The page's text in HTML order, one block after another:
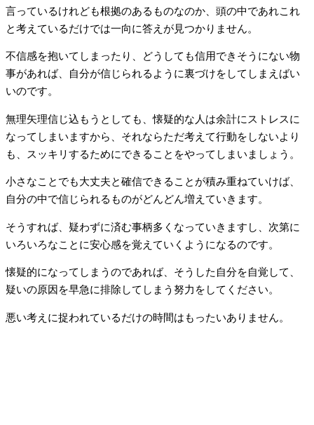
言っているけれども根拠のあるものなのか、頭の中であれこれ
と考えているだけでは一向に答えが見つかりません。
不信感を抱いてしまったり、どうしても信用できそうにない物
事があれば、自分が信じられるように裏づけをしてしまえばい
いのです。
無理矢理信じ込もうとしても、懐疑的な人は余計にストレスに
なってしまいますから、それならただ考えて行動をしないより
も、スッキリするためにできることをやってしまいましょう。
小さなことでも大丈夫と確信できることが積み重ねていけば、
自分の中で信じられるものがどんどん増えていきます。
そうすれば、疑わずに済む事柄多くなっていきますし、次第に
いろいろなことに安心感を覚えていくようになるのです。
懐疑的になってしまうのであれば、そうした自分を自覚して、
疑いの原因を早急に排除してしまう努力をしてください。
悪い考えに捉われているだけの時間はもったいありません。